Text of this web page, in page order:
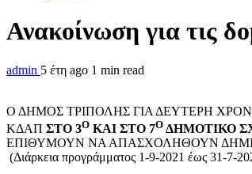
Ανακοίνωση για τις
admin 5 έτη ago 1 min read
Ο ΔΗΜΟΣ ΤΡΙΠΟΛΗΣ ΓΙΑ ΔΕΥΤΕΡΗ
ΚΔΑΠ ΣΤΟ 3Ο ΚΑΙ ΣΤΟ 7Ο ΔΗΜΟΤΙΚΟ
ΕΠΙΘΥΜΟΥΝ ΝΑ ΑΠΑΣΧΟΛΗΘΟΥΝ
(Διάρκεια προγράμματος 1-9-2021 έως 31-7-